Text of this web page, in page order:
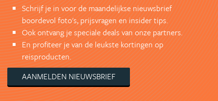
Schrijf je in voor de maandelijkse nieuwsbrief
boordevol foto's, prijsvragen en insider tips.
Ook ontvang je speciale deals van onze partners.
En profiteer je van de leukste kortingen op
reisproducten.
AANMELDEN NIEUWSBRIEF